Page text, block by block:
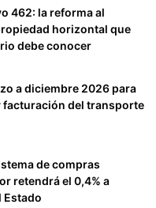
462: la reforma al
horizontal que
debe conocer
a diciembre 2026 para
facturación del transporte
de compras
retendrá el 0,4% a
Estado